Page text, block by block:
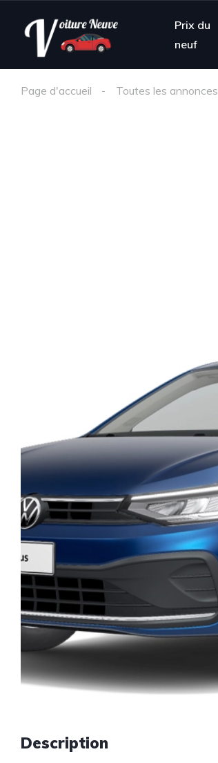
Prix du
neuf
Page d'accueil Toutes les annonces
Description